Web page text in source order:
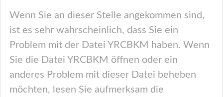
Wenn Sie an dieser Stelle angekommen sind,
ist es sehr wahrscheinlich, dass Sie ein
Problem mit der Datei YRCBKM haben. Wenn
Sie die Datei YRCBKM öffnen oder ein
anderes Problem mit dieser Datei beheben
möchten, lesen Sie aufmerksam die